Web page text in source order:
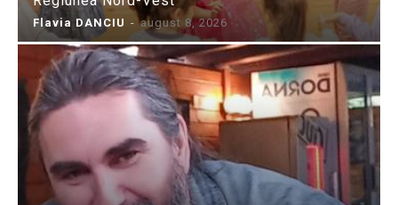
Flavia DANCIU - august 8, 2026